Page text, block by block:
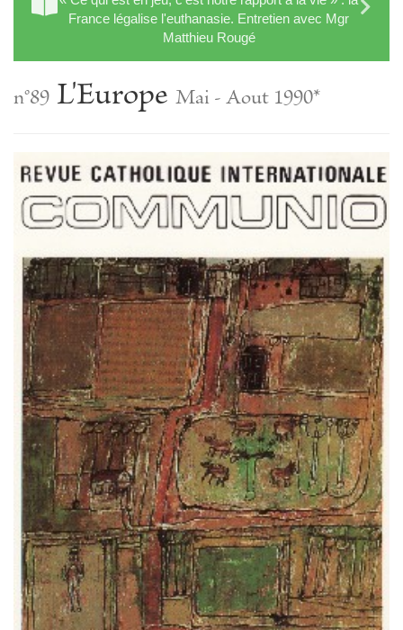
France légalise l'euthanasie. Entretien avec Mgr
Matthieu Rougé
n°89 L'Europe Mai - Aout 1990*